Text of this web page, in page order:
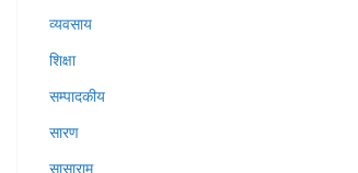
व्यवसाय
शिक्षा
सम्पादकीय
सारण
सासाराम